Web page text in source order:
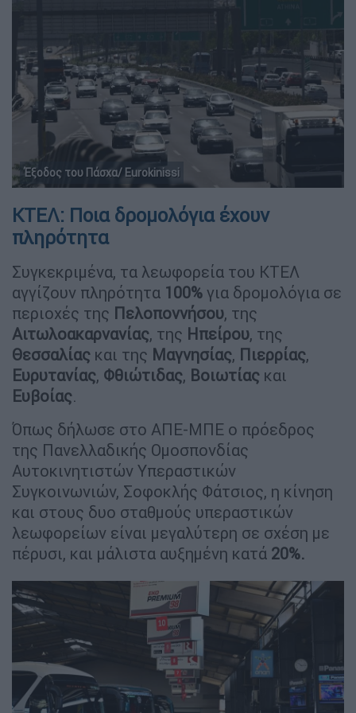
Έξοδος του Πάσχα/ Eurokinissi
ΚΤΕΛ: Ποια δρομολόγια έχουν
πληρότητα
Συγκεκριμένα, τα λεωφορεία του ΚΤΕΛ
αγγίζουν πληρότητα 100% για δρομολόγια σε
περιοχές της Πελοποννήσου, της
Αιτωλοακαρνανίας, της Ηπείρου, της
Θεσσαλίας και της Μαγνησίας, Πιερρίας,
Ευρυτανίας, Φθιώτιδας, Βοιωτίας και
Ευβοίας.
Όπως δήλωσε στο ΑΠΕ-ΜΠΕ ο πρόεδρος
της Πανελλαδικής Ομοσπονδίας
Αυτοκινητιστών Υπεραστικών
Συγκοινωνιών, Σοφοκλής Φάτσιος, η κίνηση
και στους δυο σταθμούς υπεραστικών
λεωφορείων είναι μεγαλύτερη σε σχέση με
πέρυσι, και μάλιστα αυξημένη κατά 20%.